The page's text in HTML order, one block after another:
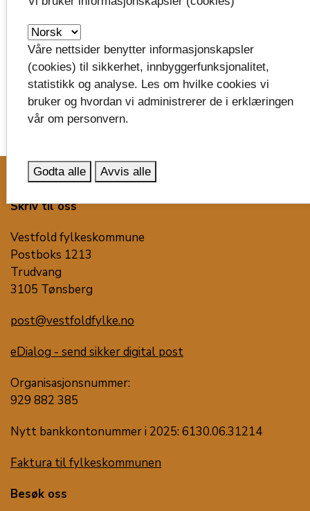
Regionale møtearenaer
Skriv til oss
Vestfold fylkeskommune
Postboks 1213
Trudvang
3105 Tønsberg
post@vestfoldfylke.no
eDialog - send sikker digital post
Organisasjonsnummer:
929 882 385
Nytt bankkontonummer i 2025: 6130.06.31214
Faktura til fylkeskommunen
Besøk oss
Våre nettsider benytter informasjonskapsler
(cookies) til sikkerhet, innbyggerfunksjonalitet,
statistikk og analyse. Les om hvilke cookies vi
bruker og hvordan vi administrerer de i erklæringen
vår om personvern.
Godta alle Avvis alle